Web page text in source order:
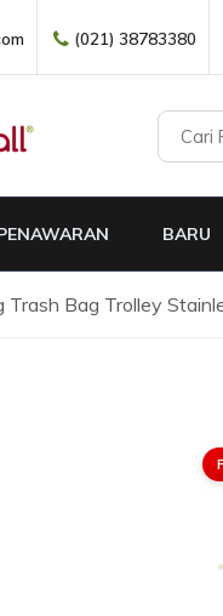
(021) 38783380
BARU
Trash Bag Trolley